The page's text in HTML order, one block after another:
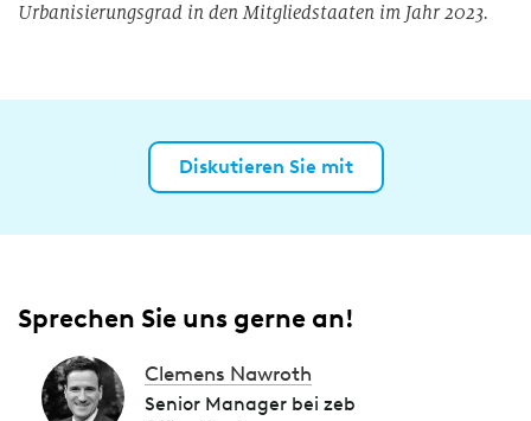
Urbanisierungsgrad in den Mitgliedstaaten im Jahr 2023.
Diskutieren Sie mit
Sprechen Sie uns gerne an!
Clemens Nawroth
Senior Manager bei zeb